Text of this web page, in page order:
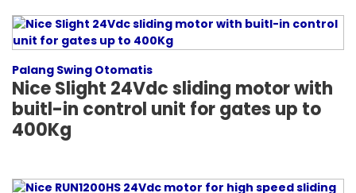
Palang Swing Otomatis
Nice Slight 24Vdc sliding motor with
buitl-in control unit for gates up to
400Kg